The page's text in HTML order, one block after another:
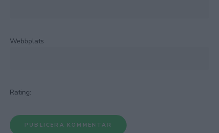
Webbplats
Rating: